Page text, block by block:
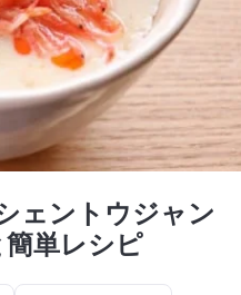
ェントウジャン
単レシピ